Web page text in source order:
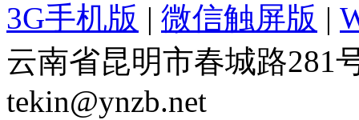
3G手机版 | 微信触屏版 |
云南省昆明市春城路281
tekin@ynzb.net